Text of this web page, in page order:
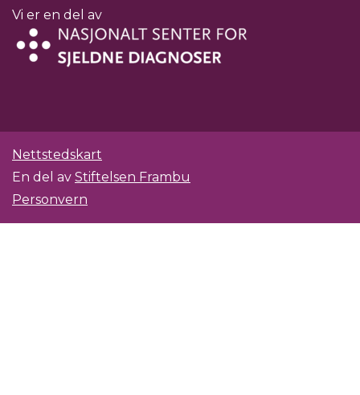
Vi er en del av
Nettstedskart
En del av Stiftelsen Frambu
Personvern